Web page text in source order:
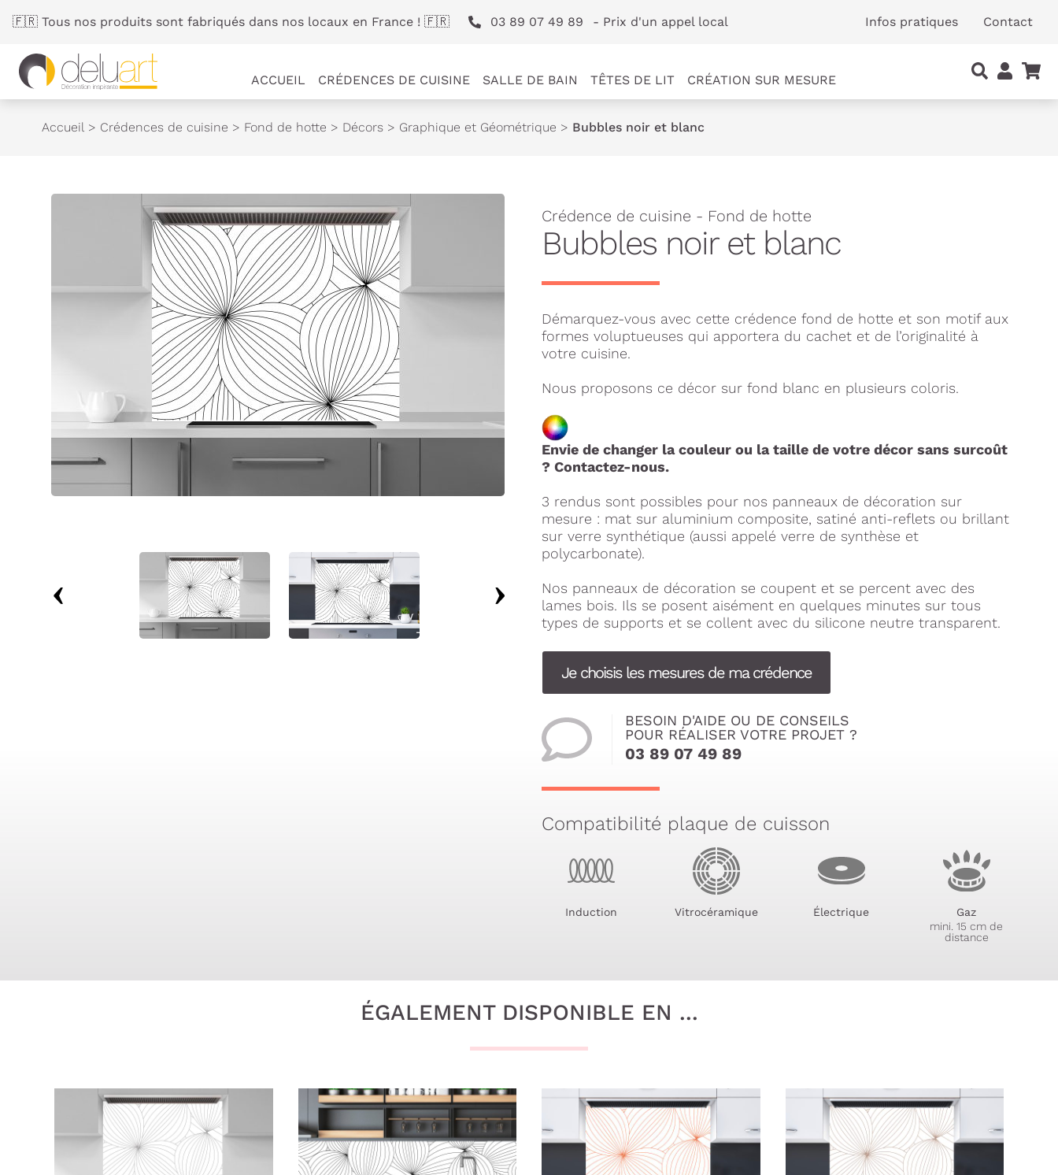
🇫🇷 Tous nos produits sont fabriqués dans nos locaux en France ! 🇫🇷 03 89 07 49 89 - Prix d'un appel local Infos pratiques Contact
ACCUEIL CRÉDENCES DE CUISINE SALLE DE BAIN TÊTES DE LIT CRÉATION SUR MESURE
Accueil > Crédences de cuisine > Fond de hotte > Décors > Graphique et Géométrique > Bubbles noir et blanc
Crédence de cuisine - Fond de hotte
Bubbles noir et blanc
Démarquez-vous avec cette crédence fond de hotte et son motif aux
formes voluptueuses qui apportera du cachet et de l’originalité à
votre cuisine.
Nous proposons ce décor sur fond blanc en plusieurs coloris.
Envie de changer la couleur ou la taille de votre décor sans surcoût
? Contactez-nous.
3 rendus sont possibles pour nos panneaux de décoration sur
mesure : mat sur aluminium composite, satiné anti-reflets ou brillant
sur verre synthétique (aussi appelé verre de synthèse et
polycarbonate).
Nos panneaux de décoration se coupent et se percent avec des
lames bois. Ils se posent aisément en quelques minutes sur tous
types de supports et se collent avec du silicone neutre transparent.
Je choisis les mesures de ma crédence
BESOIN D'AIDE OU DE CONSEILS
POUR RÉALISER VOTRE PROJET ?
03 89 07 49 89
Compatibilité plaque de cuisson
Induction Vitrocéramique Électrique
Gaz
mini. 15 cm de
distance
ÉGALEMENT DISPONIBLE EN ...